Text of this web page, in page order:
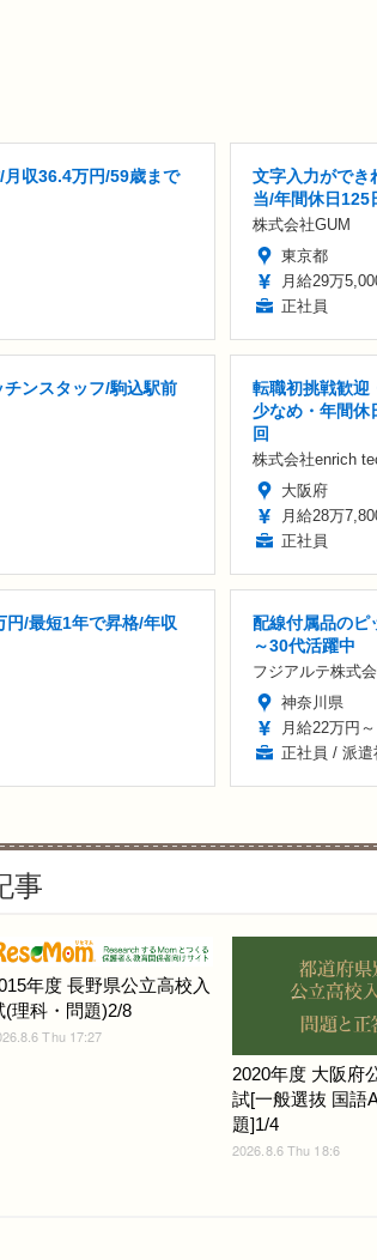
収36.4万円/59歳まで
文字入力ができ
当/年間休日125
株式会社GUM
東京都
月給29万
正社員
ンスタッフ/駒込駅前
転職初挑戦歓迎
少なめ・年間休
回
株式会社enrich
大阪府
月給28万
正社員
円/最短1年で昇格/年収
配線付属品のピ
～30代活躍中
フジアルテ株式
神奈川県
月給22万円～
正社員 / 派遣
事
年度 長野県公立高校入
(理科・問題)2/8
Thu 17:27
2020年度 大阪府
試[一般選抜 国語
題]1/4
2026.8.6 Thu 18:6